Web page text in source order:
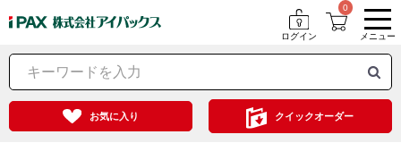
ログイン
0
お気に入り クイックオーダー
メニュー